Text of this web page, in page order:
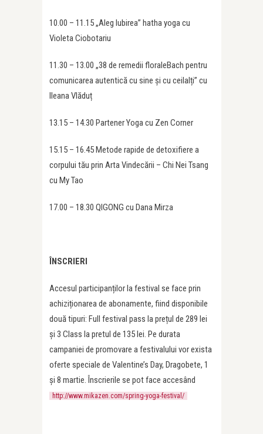
10.00 – 11.15 „Aleg Iubirea” hatha yoga cu
Violeta Ciobotariu
11.30 – 13.00 „38 de remedii floraleBach pentru
comunicarea autentică cu sine și cu ceilalți” cu
Ileana Vlăduț
13.15 – 14.30 Partener Yoga cu Zen Corner
15.15 – 16.45 Metode rapide de detoxifiere a
corpului tău prin Arta Vindecării – Chi Nei Tsang
cu My Tao
17.00 – 18.30 QIGONG cu Dana Mirza
ÎNSCRIERI
Accesul participanților la festival se face prin
achiziționarea de abonamente, fiind disponibile
două tipuri: Full festival pass la prețul de 289 lei
și 3 Class la pretul de 135 lei. Pe durata
campaniei de promovare a festivalului vor exista
oferte speciale de Valentine’s Day, Dragobete, 1
și 8 martie. Înscrierile se pot face accesând
http://www.mikazen.com/spring-yoga-festival/